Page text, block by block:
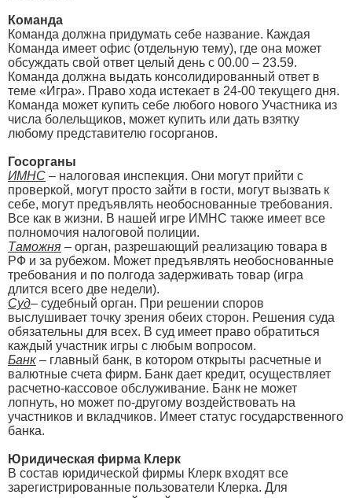
Команда
Команда должна придумать себе название. Каждая
Команда имеет офис (отдельную тему), где она может
обсуждать свой ответ целый день с 00.00 – 23.59.
Команда должна выдать консолидированный ответ в
теме «Игра». Право хода истекает в 24-00 текущего дня.
Команда может купить себе любого нового Участника из
числа болельщиков, может купить или дать взятку
любому представителю госорганов.
Госорганы
ИМНС – налоговая инспекция. Они могут прийти с
проверкой, могут просто зайти в гости, могут вызвать к
себе, могут предъявлять необоснованные требования.
Все как в жизни. В нашей игре ИМНС также имеет все
полномочия налоговой полиции.
Таможня – орган, разрешающий реализацию товара в
РФ и за рубежом. Может предъявлять необоснованные
требования и по полгода задерживать товар (игра
длится всего две недели).
Суд– судебный орган. При решении споров
выслушивает точку зрения обеих сторон. Решения суда
обязательны для всех. В суд имеет право обратиться
каждый участник игры с любым вопросом.
Банк – главный банк, в котором открыты расчетные и
валютные счета фирм. Банк дает кредит, осуществляет
расчетно-кассовое обслуживание. Банк не может
лопнуть, но может по-другому воздействовать на
участников и вкладчиков. Имеет статус государственного
банка.
Юридическая фирма Клерк
В состав юридической фирмы Клерк входят все
зарегистрированные пользователи Клерка. Для